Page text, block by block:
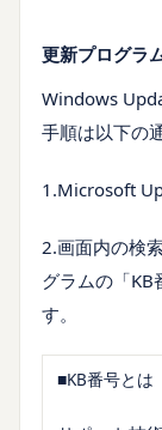
更新プログラ
Windows
手順は以下の
1.Microsoft
2.画面内の検
グラムの「KB
す。
■KB番号とは